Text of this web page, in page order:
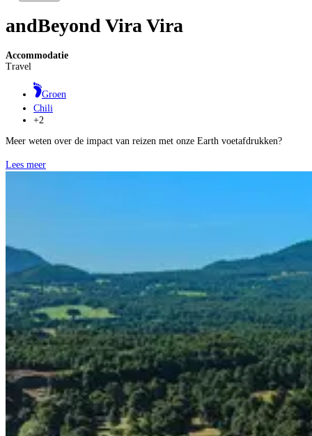
andBeyond Vira Vira
Accommodatie
Travel
Groen
Chili
+2
Meer weten over de impact van reizen met onze Earth voetafdrukken?
Lees meer